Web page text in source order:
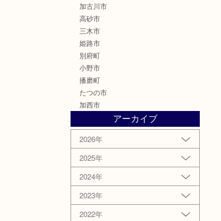
加古川市
高砂市
三木市
姫路市
別府町
小野市
播磨町
たつの市
加西市
アーカイブ
2026年
2025年
2024年
2023年
2022年